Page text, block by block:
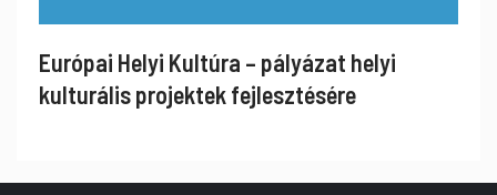
Európai Helyi Kultúra – pályázat helyi
kulturális projektek fejlesztésére